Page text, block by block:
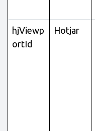
hjViewp
ortId
Hotjar